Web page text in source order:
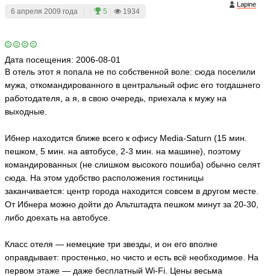
Lapine
6 апреля 2009 года 5 1934
Дата посещения: 2006-08-01
В отель этот я попала не по собственной воле: сюда поселили
мужа, откомандированного в центральный офис его тогдашнего
работодателя, а я, в свою очередь, приехала к мужу на
выходные.
Ибнер находится ближе всего к офису Media-Saturn (15 мин.
пешком, 5 мин. на автобусе, 2-3 мин. на машине), поэтому
командированных (не слишком высокого пошиба) обычно селят
сюда. На этом удобство расположения гостиницы
заканчивается: центр города находится совсем в другом месте.
От Ибнера можно дойти до Альтштадта пешком минут за 20-30,
либо доехать на автобусе.
Класс отеля — немецкие три звезды, и он его вполне
оправдывает: простенько, но чисто и есть всё необходимое. На
первом этаже — даже бесплатный Wi-Fi. Цены весьма